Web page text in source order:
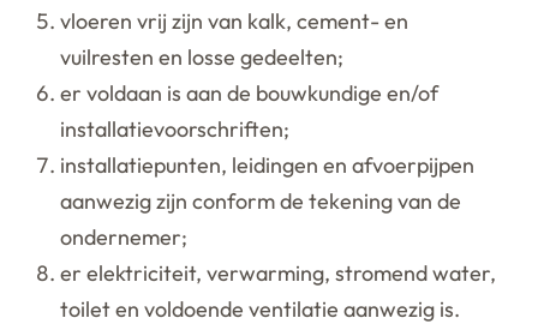
vloeren vrij zijn van kalk, cement- en
vuilresten en losse gedeelten;
er voldaan is aan de bouwkundige en/of
installatievoorschriften;
installatiepunten, leidingen en afvoerpijpen
aanwezig zijn conform de tekening van de
ondernemer;
er elektriciteit, verwarming, stromend water,
toilet en voldoende ventilatie aanwezig is.